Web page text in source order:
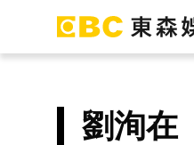
劉洵在